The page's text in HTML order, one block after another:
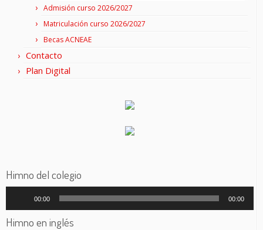
Admisión curso 2026/2027
Matriculación curso 2026/2027
Becas ACNEAE
Contacto
Plan Digital
Himno del colegio
audio
00:00 00:00
Himno en inglés